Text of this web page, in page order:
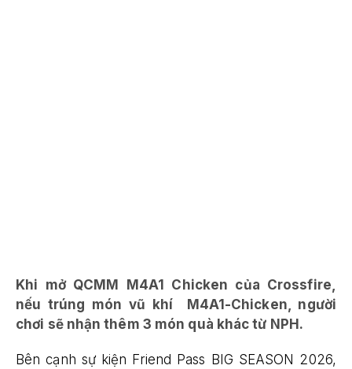
Khi mở QCMM M4A1 Chicken của Crossfire,
nếu trúng món vũ khí M4A1-Chicken, người
chơi sẽ nhận thêm 3 món quà khác từ NPH.
Bên cạnh sự kiện Friend Pass BIG SEASON 2026,